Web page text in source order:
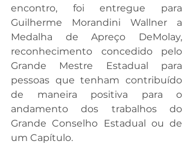
encontro, foi entregue para
Guilherme Morandini Wallner a
Medalha de Apreço DeMolay,
reconhecimento concedido pelo
Grande Mestre Estadual para
pessoas que tenham contribuído
de maneira positiva para o
andamento dos trabalhos do
Grande Conselho Estadual ou de
um Capítulo.